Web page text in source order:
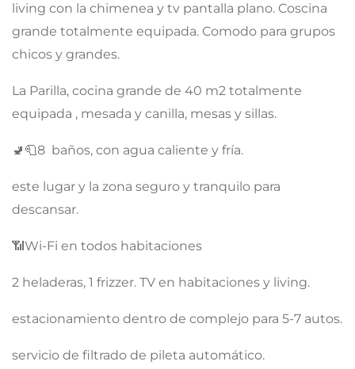
living con la chimenea y tv pantalla plano. Coscina
grande totalmente equipada. Comodo para grupos
chicos y grandes.
La Parilla, cocina grande de 40 m2 totalmente
equipada , mesada y canilla, mesas y sillas.
🚽🧻8 baños, con agua caliente y fría.
este lugar y la zona seguro y tranquilo para
descansar.
📶Wi-Fi en todos habitaciones
2 heladeras, 1 frizzer. TV en habitaciones y living.
estacionamiento dentro de complejo para 5-7 autos.
servicio de filtrado de pileta automático.